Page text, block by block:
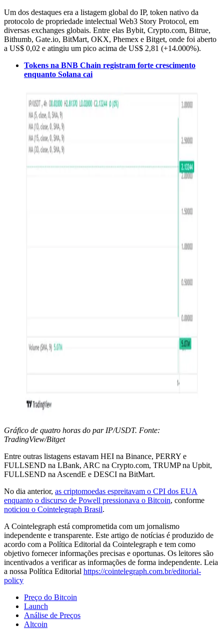
Um dos destaques era a listagem global do IP, token nativo da
protocolo de propriedade intelectual Web3 Story Protocol, em
diversas exchanges globais. Entre elas Bybit, Crypto.com, Bitrue,
Bithumb, Gate.io, BitMart, OKX, Phemex e Bitget, onde foi aberto
a US$ 0,02 e atingiu um pico acima de US$ 2,81 (+14.000%).
Tokens na BNB Chain registram forte crescimento
enquanto Solana cai
Gráfico de quatro horas do par IP/USDT. Fonte:
TradingView/Bitget
Entre outras listagens estavam HEI na Binance, PERRY e
FULLSEND na LBank, ARC na Crypto.com, TRUMP na Upbit,
FULLSEND na AscendE e DESCI na BitMart.
No dia anterior, as criptomoedas espreitavam o CPI dos EUA
enquanto o discurso de Powell pressionava o Bitcoin, conforme
noticiou o Cointelegraph Brasil.
A Cointelegraph está comprometida com um jornalismo
independente e transparente. Este artigo de notícias é produzido de
acordo com a Política Editorial da Cointelegraph e tem como
objetivo fornecer informações precisas e oportunas. Os leitores são
incentivados a verificar as informações de forma independente. Leia
a nossa Política Editorial https://cointelegraph.com.br/editorial-
policy
Preço do Bitcoin
Launch
Análise de Preços
Altcoin